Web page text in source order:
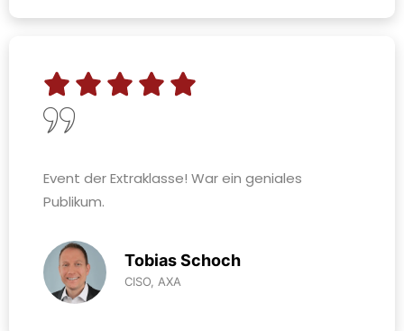
Event der Extraklasse! War ein geniales
Publikum.
Tobias Schoch
CISO, AXA